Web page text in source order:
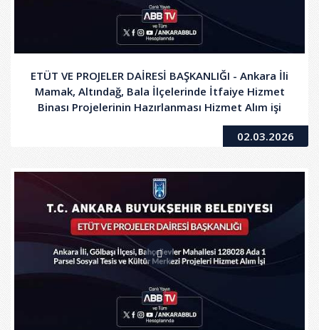
ETÜT VE PROJELER DAİRESİ BAŞKANLIĞI - Ankara İli
Mamak, Altındağ, Bala İlçelerinde İtfaiye Hizmet
Binası Projelerinin Hazırlanması Hizmet Alım işi
02.03.2026